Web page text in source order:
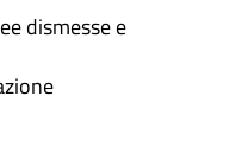
dismesse e